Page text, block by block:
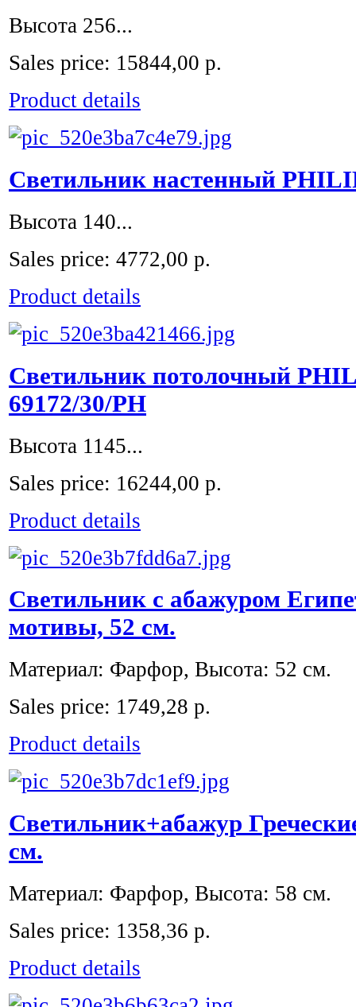
Высота 256...
Sales price: 15844,00 р.
Product details
Светильник настенный
Высота 140...
Sales price: 4772,00 р.
Product details
Светильник потолочный
69172/30/PH
Высота 1145...
Sales price: 16244,00 р.
Product details
Светильник с абажуром
мотивы, 52 см.
Материал: Фарфор, Высота: 52 см.
Sales price: 1749,28 р.
Product details
Светильник+абажур
см.
Материал: Фарфор, Высота: 58 см.
Sales price: 1358,36 р.
Product details